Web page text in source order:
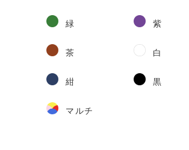
緑 紫
茶 白
紺 黒
マルチ